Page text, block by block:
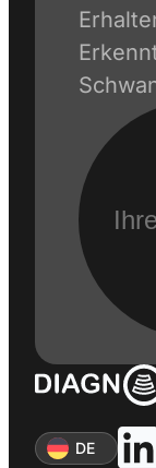
DE